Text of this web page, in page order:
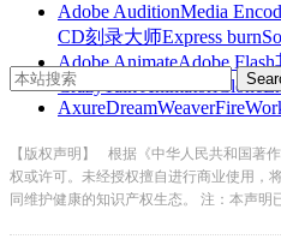
Adobe AuditionMedia
CD刻录大师Express burn
Adobe AnimateAdobe Flash
CrazyTalk AnimatoriClone
AxureDreamWeaver
【版权声明】
根据《中华人民共和国著
权或许可。未经授权擅自进行商业使用，
同维护健康的知识产权生态。 注：本声